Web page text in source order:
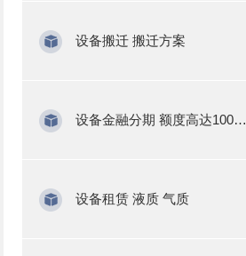
设备搬迁 搬迁方案
设备金融分期 额度高达1000万
设备租赁 液质 气质